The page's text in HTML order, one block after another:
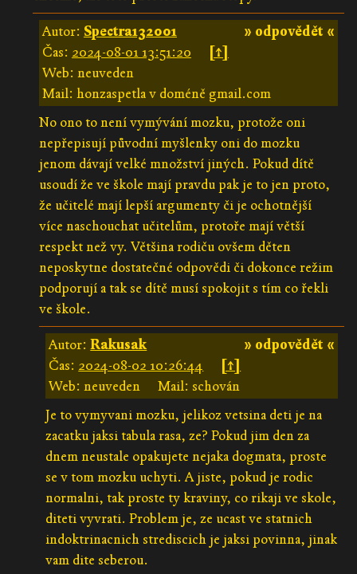
» odpovědět «
Autor: Spectra132001
Čas: 2024-08-01 13:51:20
[↑]
Web: neuveden
Mail: honzaspetla v doméně gmail.com
No ono to není vymývání mozku, protože oni
nepřepisují původní myšlenky oni do mozku
jenom dávají velké množství jiných. Pokud dítě
usoudí že ve škole mají pravdu pak je to jen proto,
že učitelé mají lepší argumenty či je ochotnější
více naschouchat učitelům, protoře mají větší
respekt než vy. Většina rodiču ovšem děten
neposkytne dostatečné odpovědi či dokonce režim
podporují a tak se dítě musí spokojit s tím co řekli
ve škole.
» odpovědět «
Autor:Rakusak
Čas: 2024-08-02 10:26:44
[↑]
Web: neuveden
Mail: schován
Je to vymyvani mozku, jelikoz vetsina deti je na
zacatku jaksi tabula rasa, ze? Pokud jim den za
dnem neustale opakujete nejaka dogmata, proste
se v tom mozku uchyti. A jiste, pokud je rodic
normalni, tak proste ty kraviny, co rikaji ve skole,
diteti vyvrati. Problem je, ze ucast ve statnich
indoktrinacnich strediscich je jaksi povinna, jinak
vam dite seberou.